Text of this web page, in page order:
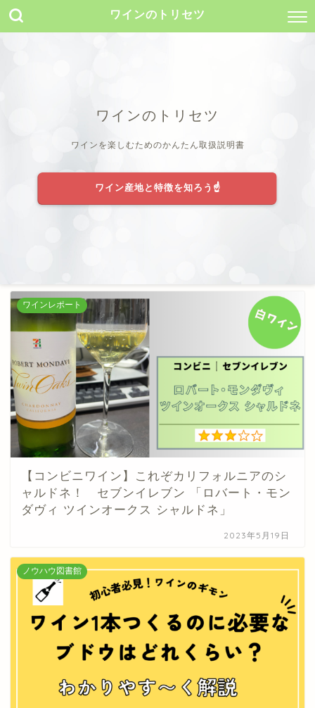
ワインのトリセツ
ワインのトリセツ
ワインを楽しむためのかんたん取扱説明書
ワイン産地と特徴を知ろう☝️
ワインレポート
【コンビニワイン】これぞカリフォルニアのシ
ャルドネ！ セブンイレブン 「ロバート・モン
ダヴィ ツインオークス シャルドネ」
2023年5月19日
ノウハウ図書館